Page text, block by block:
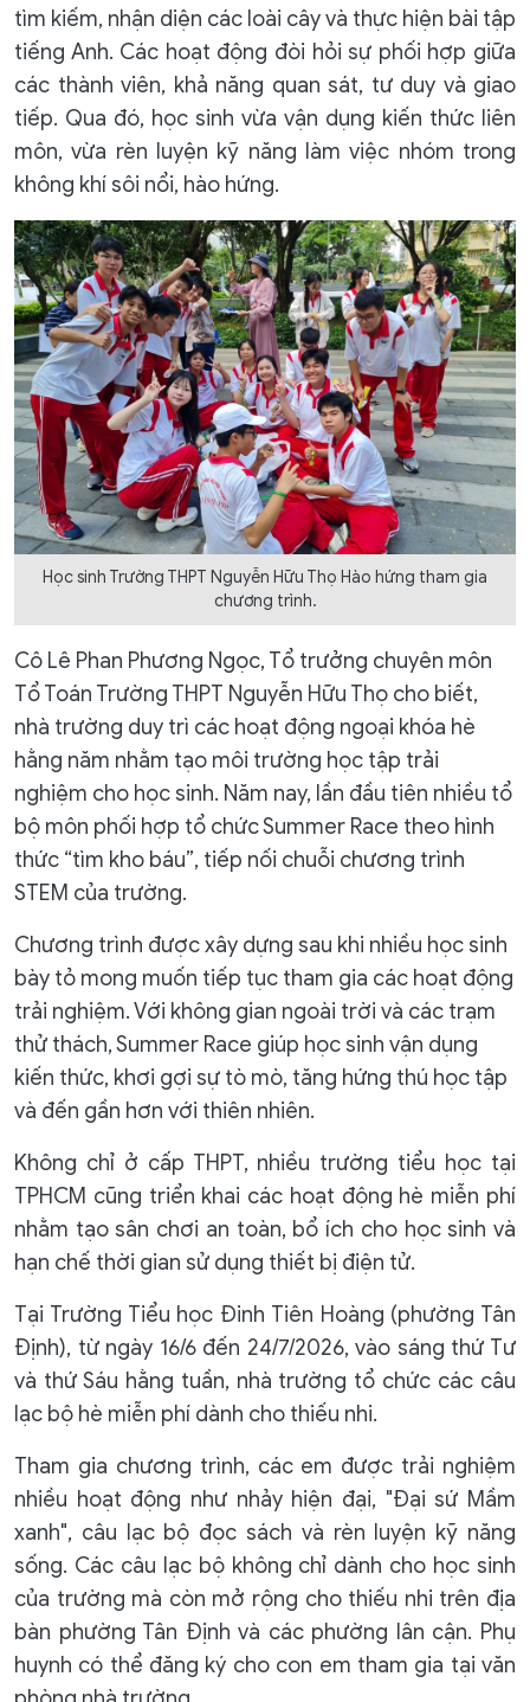
tìm kiếm, nhận diện các loài cây và thực hiện bài tập
tiếng Anh. Các hoạt động đòi hỏi sự phối hợp giữa
các thành viên, khả năng quan sát, tư duy và giao
tiếp. Qua đó, học sinh vừa vận dụng kiến thức liên
môn, vừa rèn luyện kỹ năng làm việc nhóm trong
không khí sôi nổi, hào hứng.
Học sinh Trường THPT Nguyễn Hữu Thọ Hào hứng tham gia
chương trình.
Cô Lê Phan Phương Ngọc, Tổ trưởng chuyên môn
Tổ Toán Trường THPT Nguyễn Hữu Thọ cho biết,
nhà trường duy trì các hoạt động ngoại khóa hè
hằng năm nhằm tạo môi trường học tập trải
nghiệm cho học sinh. Năm nay, lần đầu tiên nhiều tổ
bộ môn phối hợp tổ chức Summer Race theo hình
thức “tìm kho báu”, tiếp nối chuỗi chương trình
STEM của trường.
Chương trình được xây dựng sau khi nhiều học sinh
bày tỏ mong muốn tiếp tục tham gia các hoạt động
trải nghiệm. Với không gian ngoài trời và các trạm
thử thách, Summer Race giúp học sinh vận dụng
kiến thức, khơi gợi sự tò mò, tăng hứng thú học tập
và đến gần hơn với thiên nhiên.
Không chỉ ở cấp THPT, nhiều trường tiểu học tại
TPHCM cũng triển khai các hoạt động hè miễn phí
nhằm tạo sân chơi an toàn, bổ ích cho học sinh và
hạn chế thời gian sử dụng thiết bị điện tử.
Tại Trường Tiểu học Đinh Tiên Hoàng (phường Tân
Định), từ ngày 16/6 đến 24/7/2026, vào sáng thứ Tư
và thứ Sáu hằng tuần, nhà trường tổ chức các câu
lạc bộ hè miễn phí dành cho thiếu nhi.
Tham gia chương trình, các em được trải nghiệm
nhiều hoạt động như nhảy hiện đại, "Đại sứ Mầm
xanh", câu lạc bộ đọc sách và rèn luyện kỹ năng
sống. Các câu lạc bộ không chỉ dành cho học sinh
của trường mà còn mở rộng cho thiếu nhi trên địa
bàn phường Tân Định và các phường lân cận. Phụ
huynh có thể đăng ký cho con em tham gia tại văn